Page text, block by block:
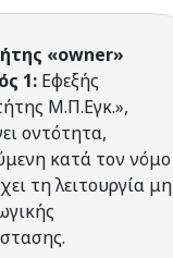
«owner»
1: Εφεξής
Μ.Π.Εγκ.»,
οντότητα,
κατά τον νόμο
τη λειτουργία μη